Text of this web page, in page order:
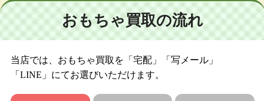
おもちゃ買取の流れ
当店では、おもちゃ買取を「宅配」「写メール」
「LINE」にてお選びいただけます。